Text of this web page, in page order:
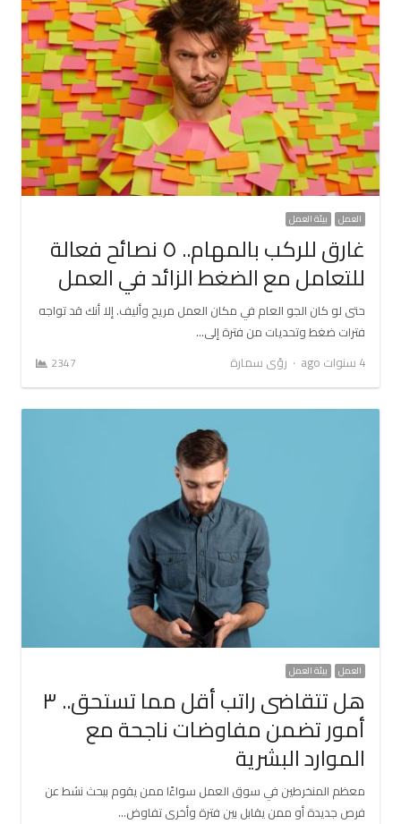
العمل بيئة العمل
غارق للركب بالمهام.. ٥ نصائح فعالة
للتعامل مع الضغط الزائد في العمل
حتى لو كان الجو العام في مكان العمل مريح وأليف. إلا أنك قد تواجه
فترات ضغط وتحديات من فترة إلى…
4 سنوات ago
Author
رؤى سمارة 2347
العمل بيئة العمل
هل تتقاضى راتب أقل مما تستحق.. ٣
أمور تضمن مفاوضات ناجحة مع
الموارد البشرية
معظم المنخرطين في سوق العمل سواءًا ممن يقوم ببحث نشط عن
فرص جديدة أو ممن يقابل بين فترة وأخرى تفاوض…